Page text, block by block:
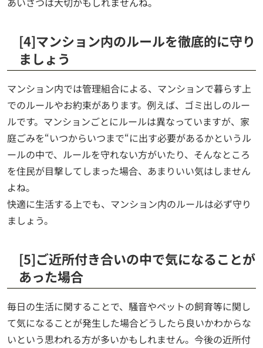
[4]マンション内のルールを徹底的に守り
ましょう
マンション内では管理組合による、マンションで暮らす上
でのルールやお約束があります。例えば、ゴミ出しのルー
ルです。マンションごとにルールは異なっていますが、家
庭ごみを“いつからいつまで“に出す必要があるかというル
ールの中で、ルールを守れない方がいたり、そんなところ
を住民が目撃してしまった場合、あまりいい気はしません
よね。
快適に生活する上でも、マンション内のルールは必ず守り
ましょう。
[5]ご近所付き合いの中で気になることが
あった場合
毎日の生活に関することで、騒音やペットの飼育等に関し
て気になることが発生した場合どうしたら良いかわからな
いという思われる方が多いかもしれません。今後の近所付